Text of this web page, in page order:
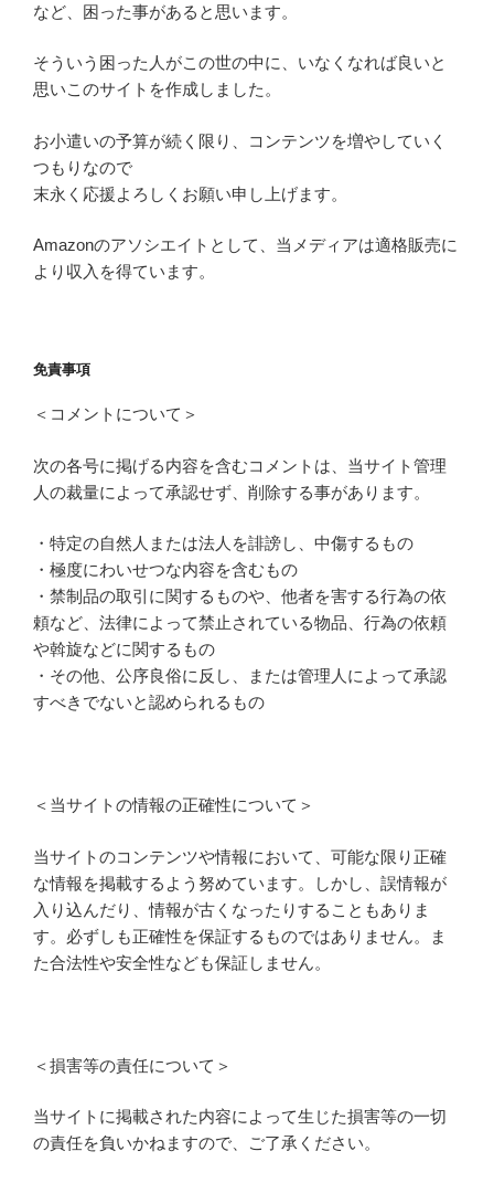
など、困った事があると思います。
そういう困った人がこの世の中に、いなくなれば良いと
思いこのサイトを作成しました。
お小遣いの予算が続く限り、コンテンツを増やしていく
つもりなので
末永く応援よろしくお願い申し上げます。
Amazonのアソシエイトとして、当メディアは適格販売に
より収入を得ています。
免責事項
＜コメントについて＞
次の各号に掲げる内容を含むコメントは、当サイト管理
人の裁量によって承認せず、削除する事があります。
・特定の自然人または法人を誹謗し、中傷するもの
・極度にわいせつな内容を含むもの
・禁制品の取引に関するものや、他者を害する行為の依
頼など、法律によって禁止されている物品、行為の依頼
や斡旋などに関するもの
・その他、公序良俗に反し、または管理人によって承認
すべきでないと認められるもの
＜当サイトの情報の正確性について＞
当サイトのコンテンツや情報において、可能な限り正確
な情報を掲載するよう努めています。しかし、誤情報が
入り込んだり、情報が古くなったりすることもありま
す。必ずしも正確性を保証するものではありません。ま
た合法性や安全性なども保証しません。
＜損害等の責任について＞
当サイトに掲載された内容によって生じた損害等の一切
の責任を負いかねますので、ご了承ください。